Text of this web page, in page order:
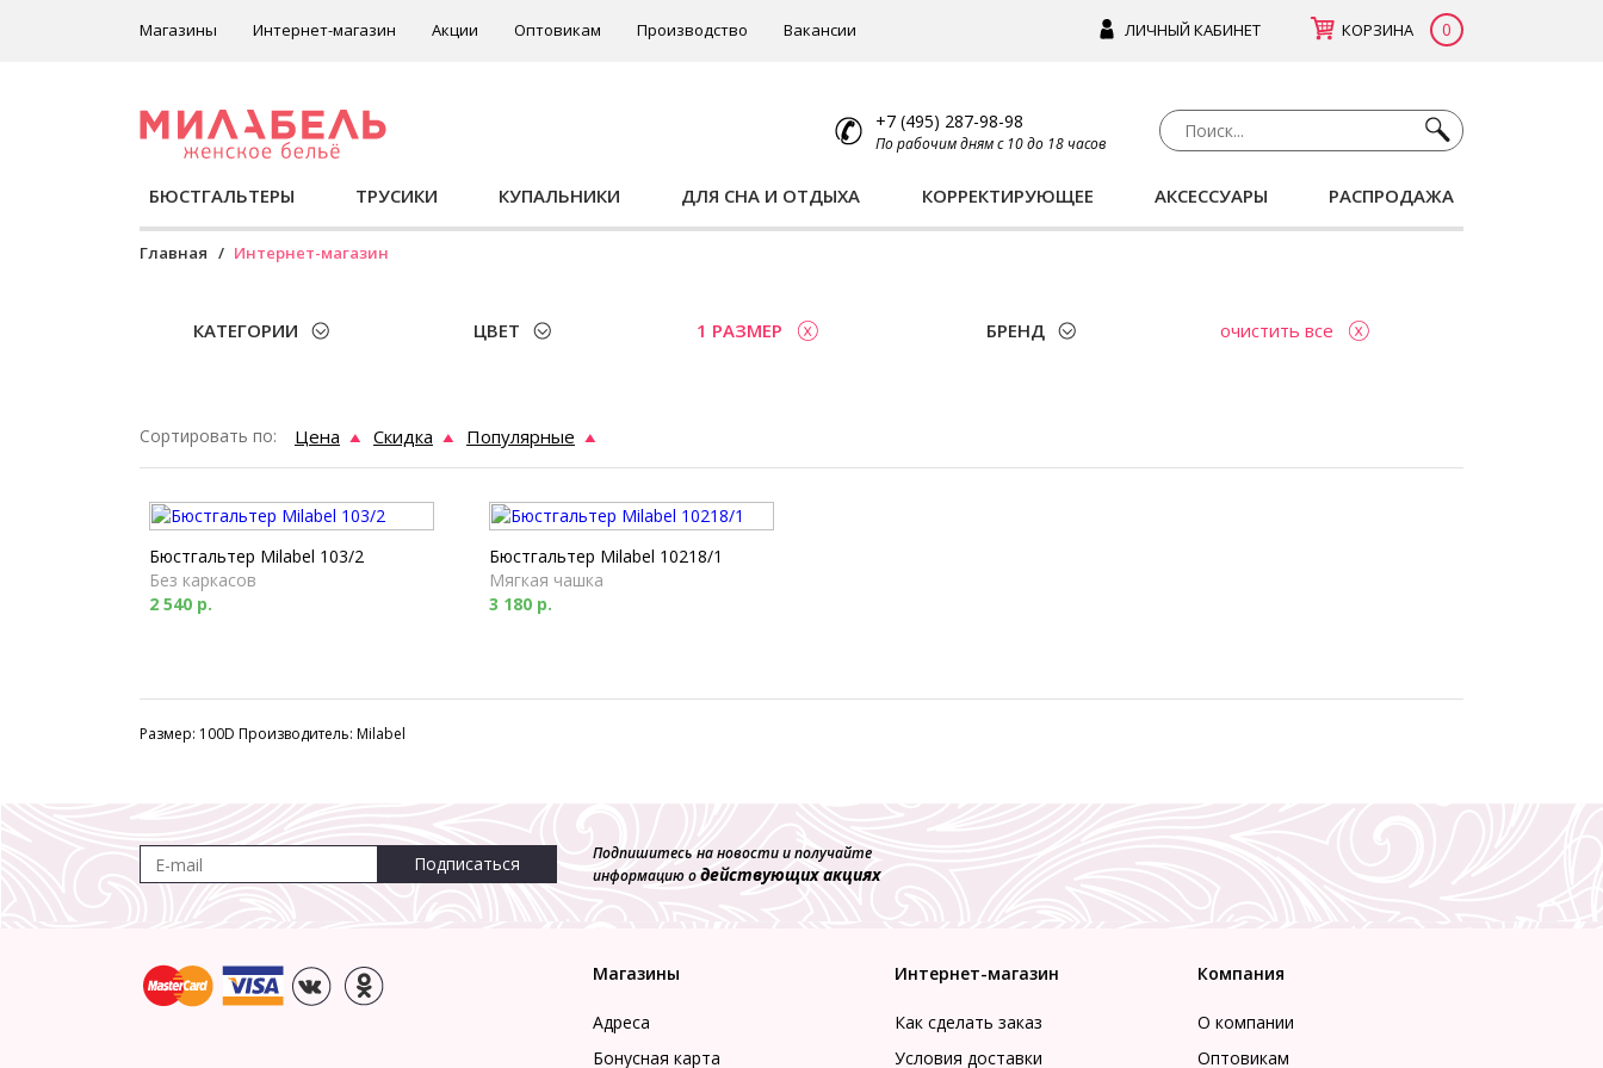
ЛИЧНЫЙ КАБИНЕТ КОРЗИНА 0
Магазины Интернет-магазин Акции Оптовикам Производство Вакансии
+7 (495) 287-98-98
По рабочим дням с 10 до 18 часов
БЮСТГАЛЬТЕРЫ ТРУСИКИ КУПАЛЬНИКИ ДЛЯ СНА И ОТДЫХА КОРРЕКТИРУЮЩЕЕ АКСЕССУАРЫ РАСПРОДАЖА
Главная Интернет-магазин
КАТЕГОРИИ ЦВЕТ 1 РАЗМЕР БРЕНД очистить все
Сортировать по: Цена Скидка Популярные
Бюстгальтер Milabel 103/2
Без каркасов
2 540 р.
Бюстгальтер Milabel 10218/1
Мягкая чашка
3 180 р.
Размер: 100D Производитель: Milabel
Подписаться
Подпишитесь на новости и получайте
информацию одействующих акциях
Магазины
Адреса
Бонусная карта
Интернет-магазин
Как сделать заказ
Условия доставки
Компания
О компании
Оптовикам